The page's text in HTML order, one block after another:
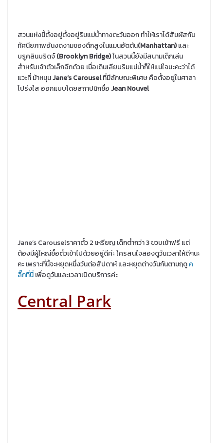
สวนแห่งนี้ตั้งอยู่ตั้งอยู่ริมแม่น้ำทางตะวันออก ทำให้เราได้สัมผัสกับ
ทัศนียภาพอันงดงามของตึกสูงในแมนฮัตตัน(Manhattan)และ
บรูคลินบริดจ์(Brooklyn Bridge)ในสวนนี้ยังมีสนามเด็กเล่น
สำหรับเจ้าตัวเล็กอีกด้วย เมื่อเดินเลียบริมแม่น้ำก็ให้แน่ใจนะคะว่าได้
แวะที่ ม้าหมุนJane’s Carouselที่มีลักษณะพิเศษ คือตั้งอยู่ในศาลา
โปร่งใส ออกแบบโดยสถาปนิกชื่อJean Nouvel
Jane’s Carouselราคาตั๋ว 2 เหรียญ เด็กต่ำกว่า 3 ขวบเข้าฟรี แต่
ต้องมีผู้ใหญ่ซื้อตั๋วเข้าไปด้วยอยู่ดีค่ะ ใครสนใจลองดูวันเวลาให้ดีๆนะ
คะ เพราะที่นี้จะหยุดหนึ่งวันต่อสัปดาห์ และหยุดต่างวันกันตามฤดูค
ลิ๊กที่นี่เพื่อดูวันและเวลาเปิดบริการค่ะ
Central Park